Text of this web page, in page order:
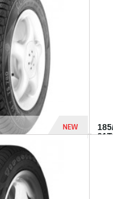
394 Dhs
NEW